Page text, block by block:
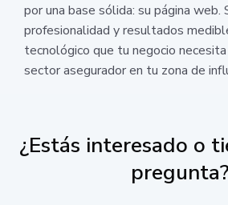
por una base sólida: su página web.
profesionalidad y resultados
tecnológico que tu negocio
sector asegurador en tu zona de
¿Estás interesado o
pregunta?